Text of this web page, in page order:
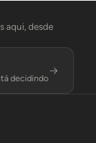
aqui, desde
decidindo